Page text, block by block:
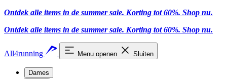
Ontdek alle items in de summer sale. Korting tot 60%. Shop nu.
Ontdek alle items in de summer sale. Korting tot 60%. Shop nu.
All4running Menu openen Sluiten
Dames